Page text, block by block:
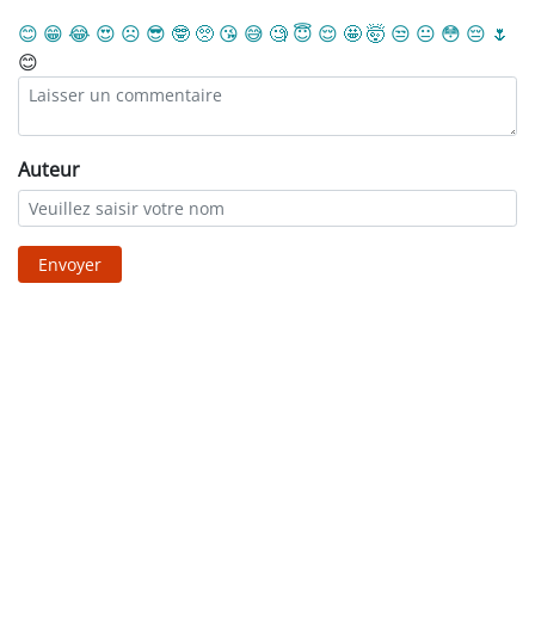
😊 😁 😂 😍 ☹️ 😎 🤓 🥺 😘 😅 🧐 😇 😌 🤩🤯 😒 😐 😳 😔 🌷
😊
Auteur
Envoyer